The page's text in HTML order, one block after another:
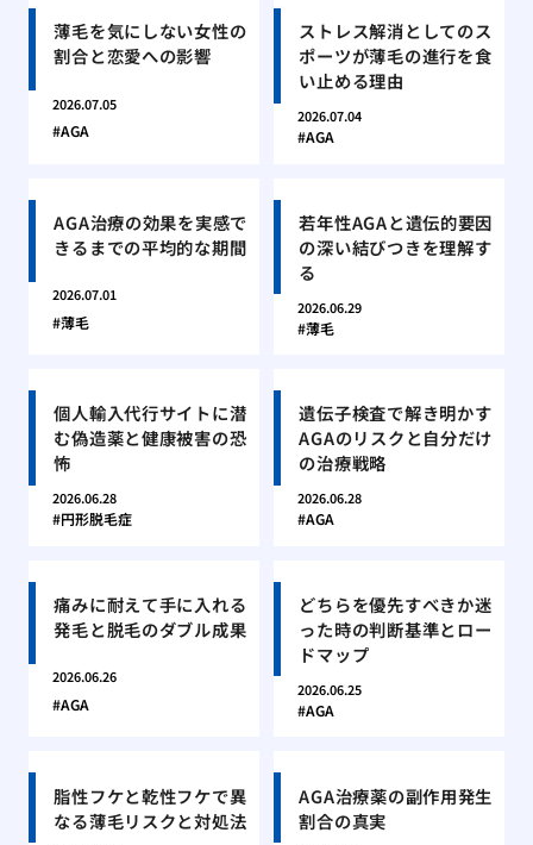
薄毛を気にしない女性の
割合と恋愛への影響
2026.07.05
AGA
ストレス解消としてのス
ポーツが薄毛の進行を食
い止める理由
2026.07.04
AGA
AGA治療の効果を実感で
きるまでの平均的な期間
2026.07.01
薄毛
若年性AGAと遺伝的要因
の深い結びつきを理解す
る
2026.06.29
薄毛
個人輸入代行サイトに潜
む偽造薬と健康被害の恐
怖
2026.06.28
円形脱毛症
遺伝子検査で解き明かす
AGAのリスクと自分だけ
の治療戦略
2026.06.28
AGA
痛みに耐えて手に入れる
発毛と脱毛のダブル成果
2026.06.26
AGA
どちらを優先すべきか迷
った時の判断基準とロー
ドマップ
2026.06.25
AGA
脂性フケと乾性フケで異
なる薄毛リスクと対処法
AGA治療薬の副作用発生
割合の真実